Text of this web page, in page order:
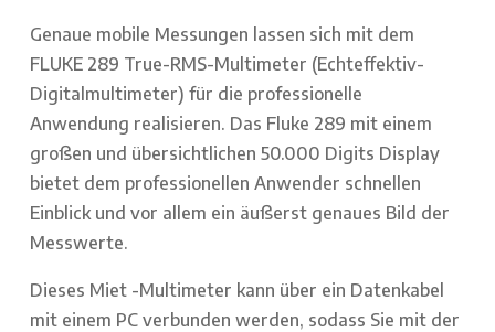
Genaue mobile Messungen lassen sich mit dem
FLUKE 289 True-RMS-Multimeter (Echteffektiv-
Digitalmultimeter) für die professionelle
Anwendung realisieren. Das Fluke 289 mit einem
großen und übersichtlichen 50.000 Digits Display
bietet dem professionellen Anwender schnellen
Einblick und vor allem ein äußerst genaues Bild der
Messwerte.
Dieses Miet -Multimeter kann über ein Datenkabel
mit einem PC verbunden werden, sodass Sie mit der